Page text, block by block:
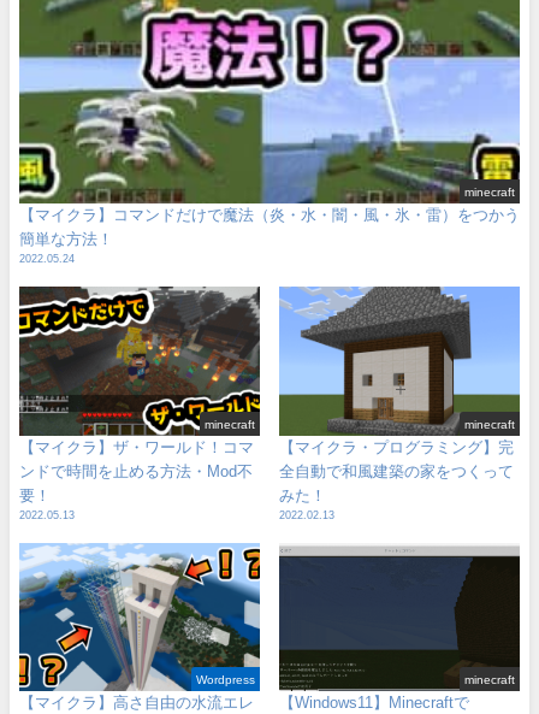
minecraft
【マイクラ】コマンドだけで魔法（炎・水・闇・風・氷・雷）をつかう
簡単な方法！
2022.05.24
minecraft
【マイクラ】ザ・ワールド！コマ
ンドで時間を止める方法・Mod不
要！
2022.05.13
minecraft
【マイクラ・プログラミング】完
全自動で和風建築の家をつくって
みた！
2022.02.13
Wordpress
【マイクラ】高さ自由の水流エレ
minecraft
【Windows11】Minecraftで